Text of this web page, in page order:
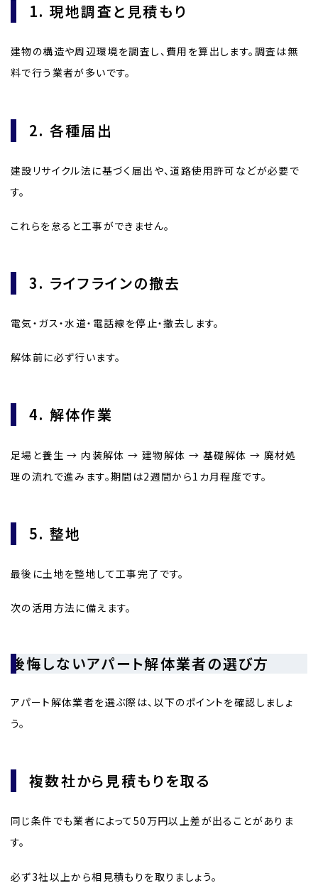
1. 現地調査と見積もり
建物の構造や周辺環境を調査し、費用を算出します。調査は無
料で行う業者が多いです。
2. 各種届出
建設リサイクル法に基づく届出や、道路使用許可などが必要で
す。
これらを怠ると工事ができません。
3. ライフラインの撤去
電気・ガス・水道・電話線を停止・撤去します。
解体前に必ず行います。
4. 解体作業
足場と養生 → 内装解体 → 建物解体 → 基礎解体 → 廃材処
理の流れで進みます。期間は2週間から1カ月程度です。
5. 整地
最後に土地を整地して工事完了です。
次の活用方法に備えます。
後悔しないアパート解体業者の選び方
アパート解体業者を選ぶ際は、以下のポイントを確認しましょ
う。
複数社から見積もりを取る
同じ条件でも業者によって50万円以上差が出ることがありま
す。
必ず3社以上から相見積もりを取りましょう。